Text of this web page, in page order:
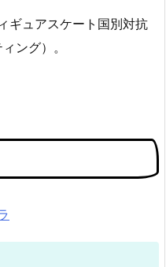
ギュアスケート国別対抗
ング）。